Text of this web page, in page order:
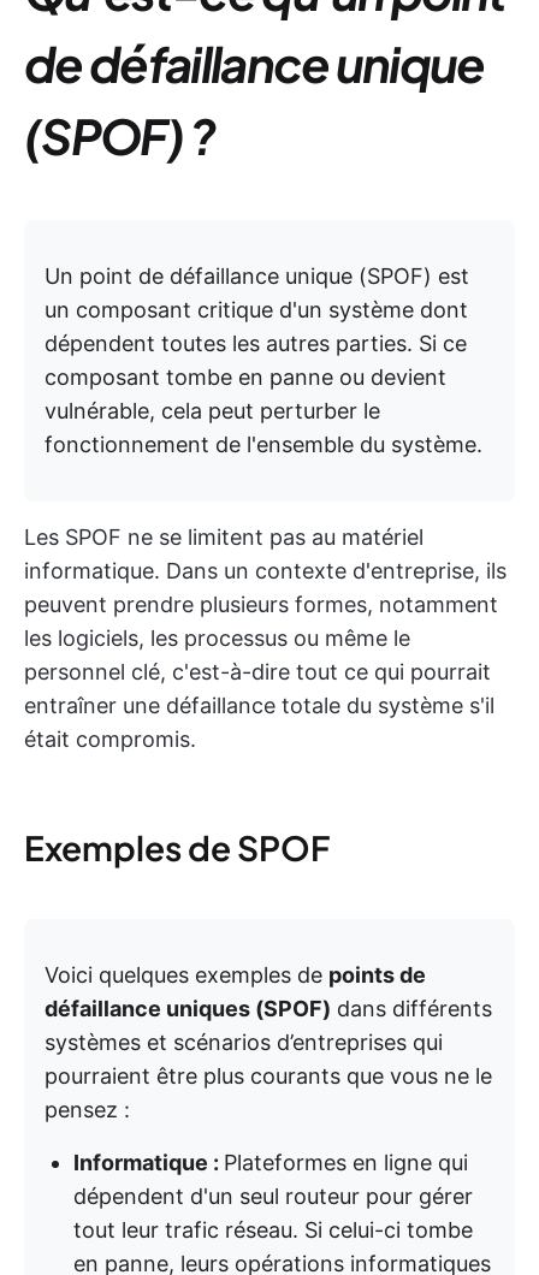
de défaillance unique
(SPOF) ?
Un point de défaillance unique (SPOF) est
un composant critique d'un système dont
dépendent toutes les autres parties. Si ce
composant tombe en panne ou devient
vulnérable, cela peut perturber le
fonctionnement de l'ensemble du système.
Les SPOF ne se limitent pas au matériel
informatique. Dans un contexte d'entreprise, ils
peuvent prendre plusieurs formes, notamment
les logiciels, les processus ou même le
personnel clé, c'est-à-dire tout ce qui pourrait
entraîner une défaillance totale du système s'il
était compromis.
Exemples de SPOF
Voici quelques exemples de points de
défaillance uniques (SPOF) dans différents
systèmes et scénarios d’entreprises qui
pourraient être plus courants que vous ne le
pensez :
Informatique : Plateformes en ligne qui
dépendent d'un seul routeur pour gérer
tout leur trafic réseau. Si celui-ci tombe
en panne, leurs opérations informatiques